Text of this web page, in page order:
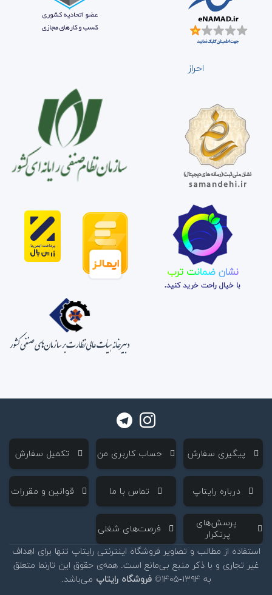
احراز
نشان ضمانت ترب
با خیال راحت خرید کنید.
‌ پیگیری سفارش ‌ حساب کاربری من ‌ تکمیل سفارش
‌ درباره رایتاپ ‌ تماس با ما ‌ قوانین و مقررات
‌ پرسش‌های
پرتکرار
‌ فرصت‌های شغلی
استفاده از مطالب و تصاویر فروشگاه اینترنتی رایتاپ تنها برای اهداف
غیر تجاری و با ذکر منبع بی‌مانع است. همه‌ی حقوق این تارنما متعلق
به ۱۳۹۴-۱۴۰۵©
فروشگاه رایتاپ می‌باشد.